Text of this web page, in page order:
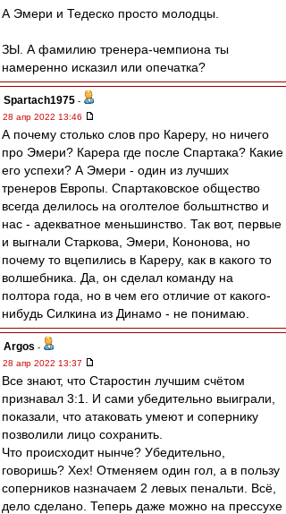
А Эмери и Тедеско просто молодцы.
ЗЫ. А фамилию тренера-чемпиона ты
намеренно исказил или опечатка?
Spartach1975 -
28 апр 2022 13:46
А почему столько слов про Кареру, но ничего
про Эмери? Карера где после Спартака? Какие
его успехи? А Эмери - один из лучших
тренеров Европы. Спартаковское общество
всегда делилось на оголтелое больштнство и
нас - адекватное меньшинство. Так вот, первые
и выгнали Старкова, Эмери, Кононова, но
почему то вцепились в Кареру, как в какого то
волшебника. Да, он сделал команду на
полтора года, но в чем его отличие от какого-
нибудь Силкина из Динамо - не понимаю.
Argos -
28 апр 2022 13:37
Все знают, что Старостин лучшим счётом
признавал 3:1. И сами убедительно выиграли,
показали, что атаковать умеют и сопернику
позволили лицо сохранить.
Что происходит нынче? Убедительно,
говоришь? Хех! Отменяем один гол, а в пользу
соперников назначаем 2 левых пенальти. Всё,
дело сделано. Теперь даже можно на прессухе